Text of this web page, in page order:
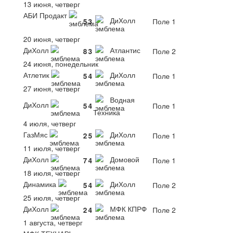
13 июня, четверг
АБИ Продакт
53 ДиХолл
Поле 1
20 июня, четверг
ДиХолл
83 Атлантис
Поле 2
24 июня, понедельник
Атлетик
54 ДиХолл
Поле 1
27 июня, четверг
ДиХолл
54
Водная
Техника
Поле 1
4 июля, четверг
ГазМяс
25 ДиХолл
Поле 1
11 июля, четверг
ДиХолл
74 Домовой
Поле 1
18 июля, четверг
Динамика
54 ДиХолл
Поле 2
25 июля, четверг
ДиХолл
24 МФК КПРФ
Поле 2
1 августа, четверг